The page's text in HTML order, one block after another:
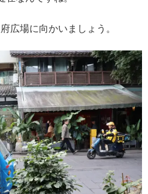
広場に向かいましょう。